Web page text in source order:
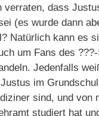
verraten, dass
(es wurde dann
Natürlich kann es
um Fans des
Jedenfalls
im
sind, und von
studiert hat